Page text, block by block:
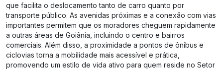
que facilita o deslocamento tanto de carro quanto por
transporte público. As avenidas próximas e a conexão com vias
importantes permitem que os moradores cheguem rapidamente
a outras áreas de Goiânia, incluindo o centro e bairros
comerciais. Além disso, a proximidade a pontos de ônibus e
ciclovias torna a mobilidade mais acessível e prática,
promovendo um estilo de vida ativo para quem reside no Setor